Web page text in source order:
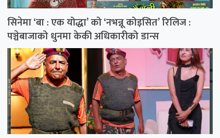
सिनेमा ‘बा : एक योद्धा’ को ‘नभन्नू कोइसित’ रिलिज :
पञ्चेबाजाको धुनमा केकी अधिकारीको डान्स